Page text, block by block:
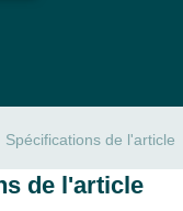
Spécifications de l'article
de l'article